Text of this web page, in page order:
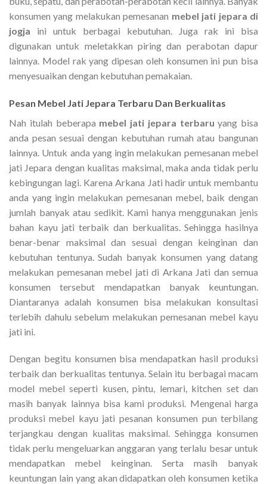
konsumen yang melakukan pemesanan mebel jati jepara di
jogja ini untuk berbagai kebutuhan. Juga rak ini bisa
digunakan untuk meletakkan piring dan perabotan dapur
lainnya. Model rak yang dipesan oleh konsumen ini pun bisa
menyesuaikan dengan kebutuhan pemakaian.
Pesan Mebel Jati Jepara Terbaru Dan Berkualitas
Nah itulah beberapa mebel jati jepara terbaru yang bisa
anda pesan sesuai dengan kebutuhan rumah atau bangunan
lainnya. Untuk anda yang ingin melakukan pemesanan mebel
jati Jepara dengan kualitas maksimal, maka anda tidak perlu
kebingungan lagi. Karena Arkana Jati hadir untuk membantu
anda yang ingin melakukan pemesanan mebel, baik dengan
jumlah banyak atau sedikit. Kami hanya menggunakan jenis
bahan kayu jati terbaik dan berkualitas. Sehingga hasilnya
benar-benar maksimal dan sesuai dengan keinginan dan
kebutuhan tentunya. Sudah banyak konsumen yang datang
melakukan pemesanan mebel jati di Arkana Jati dan semua
konsumen tersebut mendapatkan banyak keuntungan.
Diantaranya adalah konsumen bisa melakukan konsultasi
terlebih dahulu sebelum melakukan pemesanan mebel kayu
jati ini.
Dengan begitu konsumen bisa mendapatkan hasil produksi
terbaik dan berkualitas tentunya. Selain itu berbagai macam
model mebel seperti kusen, pintu, lemari, kitchen set dan
masih banyak lainnya bisa kami produksi. Mengenai harga
produksi mebel kayu jati pesanan konsumen pun terbilang
terjangkau dengan kualitas maksimal. Sehingga konsumen
tidak perlu mengeluarkan anggaran yang terlalu besar untuk
mendapatkan mebel keinginan. Serta masih banyak
keuntungan lain yang akan didapatkan oleh konsumen ketika